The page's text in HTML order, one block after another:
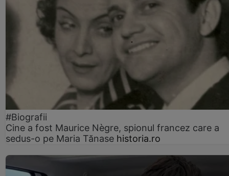
#Biografii
Cine a fost Maurice Nègre, spionul francez care a
sedus-o pe Maria Tănase historia.ro